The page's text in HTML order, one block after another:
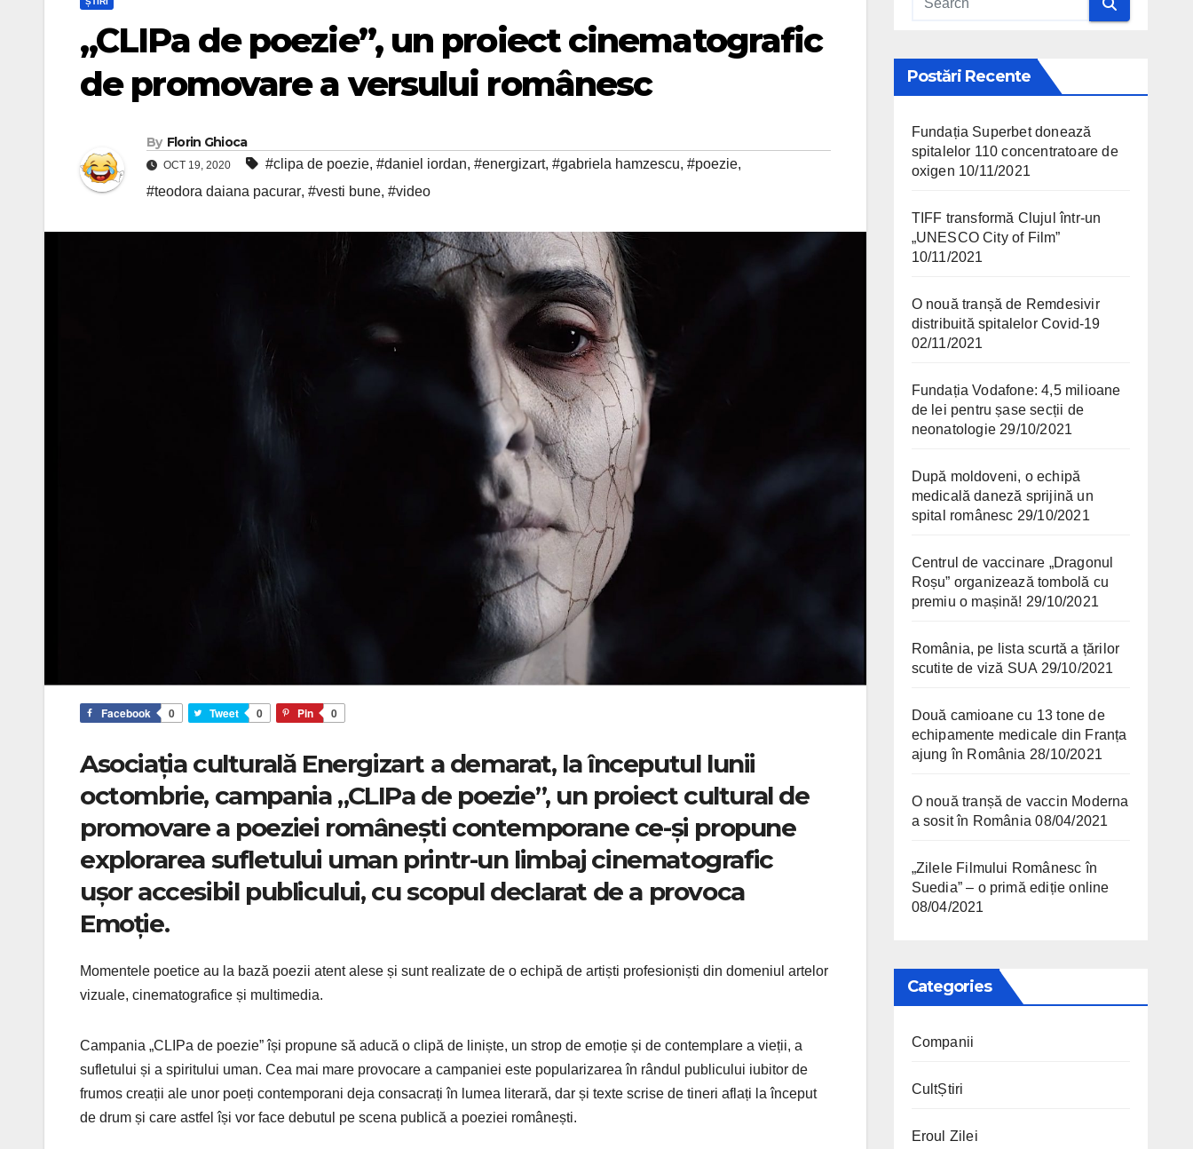
„CLIPa de poezie”, un proiect cinematografic
de promovare a versului românesc
By Florin Ghioca
OCT 19, 2020 #clipa de poezie, #daniel iordan, #energizart, #gabriela hamzescu, #poezie,
#teodora daiana pacurar, #vesti bune, #video
Facebook 0 Tweet 0 Pin 0
Asociația culturală Energizart a demarat, la începutul lunii
octombrie, campania „CLIPa de poezie”, un proiect cultural de
promovare a poeziei românești contemporane ce-și propune
explorarea sufletului uman printr-un limbaj cinematografic
ușor accesibil publicului, cu scopul declarat de a provoca
Emoție.
Momentele poetice au la bază poezii atent alese și sunt realizate de o echipă de artiști profesioniști din domeniul artelor
vizuale, cinematografice și multimedia.
Campania „CLIPa de poezie” își propune să aducă o clipă de liniște, un strop de emoție și de contemplare a vieții, a
sufletului și a spiritului uman. Cea mai mare provocare a campaniei este popularizarea în rândul publicului iubitor de
frumos creații ale unor poeți contemporani deja consacrați în lumea literară, dar și texte scrise de tineri aflați la început
de drum și care astfel își vor face debutul pe scena publică a poeziei românești.
Postări Recente
Fundația Superbet donează
spitalelor 110 concentratoare de
oxigen 10/11/2021
TIFF transformă Clujul într-un
„UNESCO City of Film”
10/11/2021
O nouă tranșă de Remdesivir
distribuită spitalelor Covid-19
02/11/2021
Fundația Vodafone: 4,5 milioane
de lei pentru șase secții de
neonatologie 29/10/2021
După moldoveni, o echipă
medicală daneză sprijină un
spital românesc 29/10/2021
Centrul de vaccinare „Dragonul
Roșu” organizează tombolă cu
premiu o mașină! 29/10/2021
România, pe lista scurtă a țărilor
scutite de viză SUA 29/10/2021
Două camioane cu 13 tone de
echipamente medicale din Franța
ajung în România 28/10/2021
O nouă tranșă de vaccin Moderna
a sosit în România 08/04/2021
„Zilele Filmului Românesc în
Suedia” – o primă ediție online
08/04/2021
Categories
Companii
CultȘtiri
Eroul Zilei